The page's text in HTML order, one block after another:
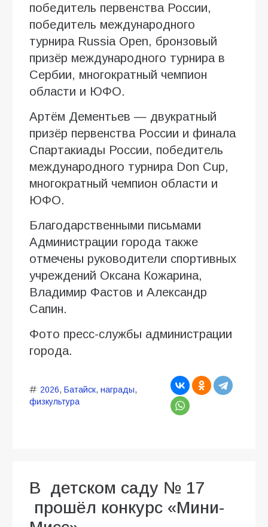
победитель первенства России,
победитель международного
турнира Russia Open, бронзовый
призёр международного турнира в
Сербии, многократный чемпион
области и ЮФО.
Артём Дементьев — двукратный
призёр первенства России и финала
Спартакиады России, победитель
международного турнира Don Cup,
многократный чемпион области и
ЮФО.
Благодарственными письмами
Администрации города также
отмечены руководители спортивных
учреждений Оксана Кожарина,
Владимир Фастов и Александр
Сапин.
Фото пресс-службы администрации
города.
2026, Батайск, награды,
физкультура
В детском саду № 17
прошёл конкурс «Мини-